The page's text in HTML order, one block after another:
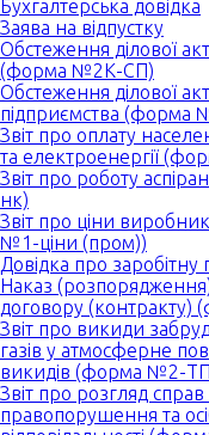
Бухгалтерська довідка
Заява на відпустку
Обстеження ділової
(форма №2К-СП)
Обстеження ділової
підприємства (форма
Звіт про оплату
та електроенергії
Звіт про роботу
нк)
Звіт про ціни
№1-ціни (пром))
Довідка про заробітну
Наказ
договору
Звіт про викиди
газів у атмосферне
викидів (форма №2-ТП
Звіт про розгляд справ
правопорушення та